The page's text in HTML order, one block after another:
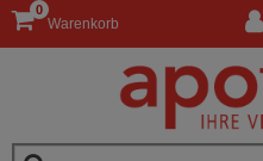
Warenkorb
0